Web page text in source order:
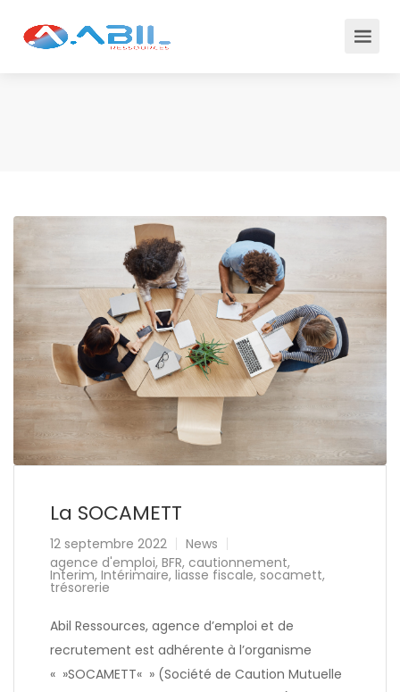
La SOCAMETT
12 septembre 2022
News
agence d'emploi, BFR, cautionnement,
Interim, Intérimaire, liasse fiscale, socamett,
trésorerie
Abil Ressources, agence d’emploi et de
recrutement est adhérente à l’organisme
« »SOCAMETT« » (Société de Caution Mutuelle